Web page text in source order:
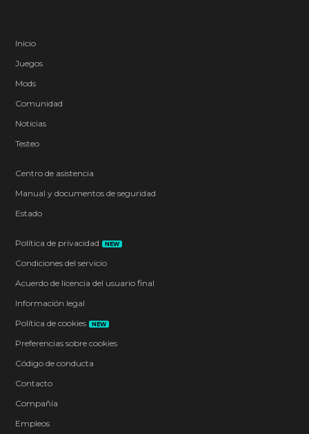
Inicio
Juegos
Mods
Comunidad
Noticias
Testeo
Centro de asistencia
Manual y documentos de seguridad
Estado
Política de privacidad NEW
Condiciones del servicio
Acuerdo de licencia del usuario final
Información legal
Política de cookies
NEW
Preferencias sobre cookies
Código de conducta
Contacto
Compañía
Empleos